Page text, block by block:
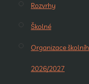
Rozvrhy
Školné
Organizace
2026/2027